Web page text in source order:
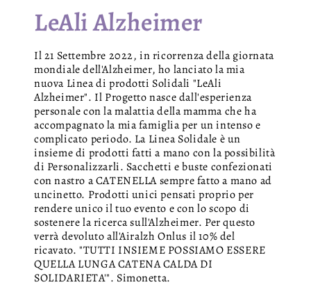
LeAli Alzheimer
Il 21 Settembre 2022, in ricorrenza della giornata
mondiale dell'Alzheimer, ho lanciato la mia
nuova Linea di prodotti Solidali "LeAli
Alzheimer". Il Progetto nasce dall'esperienza
personale con la malattia della mamma che ha
accompagnato la mia famiglia per un intenso e
complicato periodo. La Linea Solidale è un
insieme di prodotti fatti a mano con la possibilità
di Personalizzarli. Sacchetti e buste confezionati
con nastro a CATENELLA sempre fatto a mano ad
uncinetto. Prodotti unici pensati proprio per
rendere unico il tuo evento e con lo scopo di
sostenere la ricerca sull'Alzheimer. Per questo
verrà devoluto all'Airalzh Onlus il 10% del
ricavato. "TUTTI INSIEME POSSIAMO ESSERE
QUELLA LUNGA CATENA CALDA DI
SOLIDARIETA'". Simonetta.